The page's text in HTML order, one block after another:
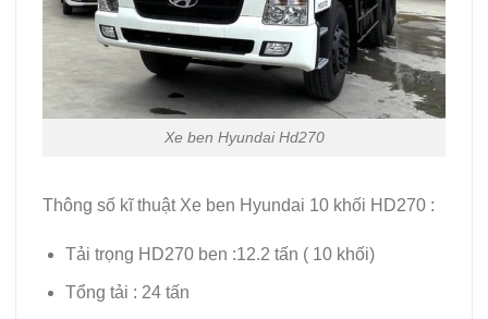
Xe ben Hyundai Hd270
Thông số kĩ thuật Xe ben Hyundai 10 khối HD270 :
Tải trọng HD270 ben :12.2 tấn ( 10 khối)
Tổng tải : 24 tấn